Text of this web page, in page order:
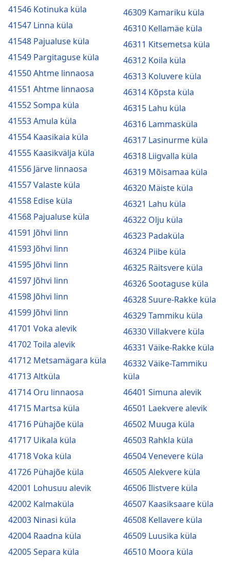
41546 Kotinuka küla
41547 Linna küla
41548 Pajualuse küla
41549 Pargitaguse küla
41550 Ahtme linnaosa
41551 Ahtme linnaosa
41552 Sompa küla
41553 Amula küla
41554 Kaasikaia küla
41555 Kaasikvälja küla
41556 Järve linnaosa
41557 Valaste küla
41558 Edise küla
41568 Pajualuse küla
41591 Jõhvi linn
41593 Jõhvi linn
41595 Jõhvi linn
41597 Jõhvi linn
41598 Jõhvi linn
41599 Jõhvi linn
41701 Voka alevik
41702 Toila alevik
41712 Metsamägara küla
41713 Altküla
41714 Oru linnaosa
41715 Martsa küla
41716 Pühajõe küla
41717 Uikala küla
41718 Voka küla
41726 Pühajõe küla
42001 Lohusuu alevik
42002 Kalmaküla
42003 Ninasi küla
42004 Raadna küla
42005 Separa küla
46309 Kamariku küla
46310 Kellamäe küla
46311 Kitsemetsa küla
46312 Koila küla
46313 Koluvere küla
46314 Kõpsta küla
46315 Lahu küla
46316 Lammasküla
46317 Lasinurme küla
46318 Liigvalla küla
46319 Mõisamaa küla
46320 Mäiste küla
46321 Lahu küla
46322 Olju küla
46323 Padaküla
46324 Piibe küla
46325 Räitsvere küla
46326 Sootaguse küla
46328 Suure-Rakke küla
46329 Tammiku küla
46330 Villakvere küla
46331 Väike-Rakke küla
46332 Väike-Tammiku
küla
46401 Simuna alevik
46501 Laekvere alevik
46502 Muuga küla
46503 Rahkla küla
46504 Venevere küla
46505 Alekvere küla
46506 Ilistvere küla
46507 Kaasiksaare küla
46508 Kellavere küla
46509 Luusika küla
46510 Moora küla